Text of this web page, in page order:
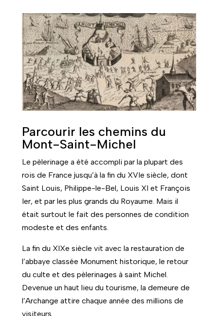
Parcourir les chemins du
Mont-Saint-Michel
Le pèlerinage a été accompli par la plupart des
rois de France jusqu’à la fin du XVIe siècle, dont
Saint Louis, Philippe-le-Bel, Louis XI et François
Ier, et par les plus grands du Royaume. Mais il
était surtout le fait des personnes de condition
modeste et des enfants.
La fin du XIXe siècle vit avec la restauration de
l’abbaye classée Monument historique, le retour
du culte et des pèlerinages à saint Michel.
Devenue un haut lieu du tourisme, la demeure de
l’Archange attire chaque année des millions de
visiteurs.